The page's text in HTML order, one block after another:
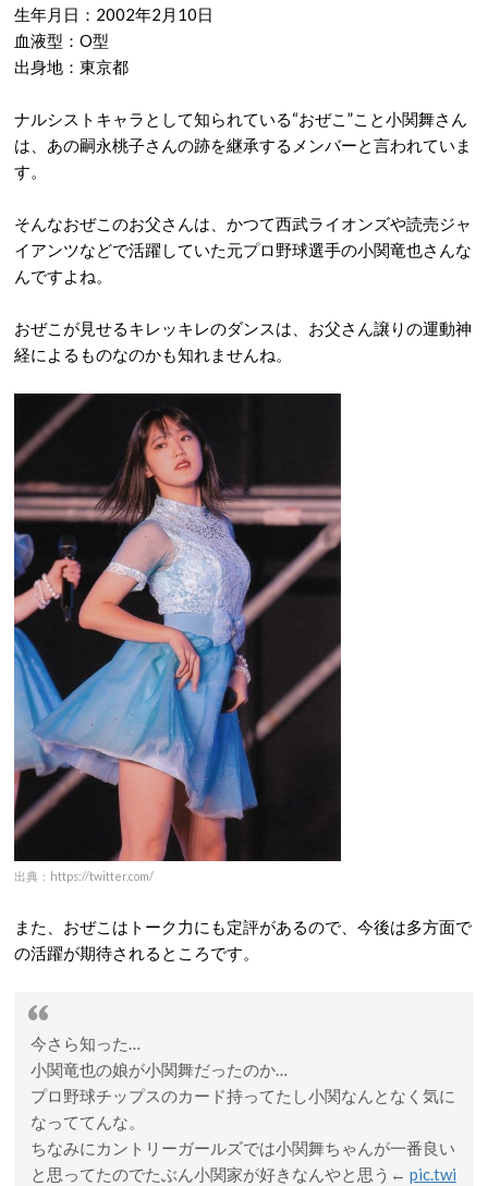
生年月日：2002年2月10日
血液型：O型
出身地：東京都
ナルシストキャラとして知られている“おぜこ”こと小関舞さん
は、あの嗣永桃子さんの跡を継承するメンバーと言われていま
す。
そんなおぜこのお父さんは、かつて西武ライオンズや読売ジャ
イアンツなどで活躍していた元プロ野球選手の小関竜也さんな
んですよね。
おぜこが見せるキレッキレのダンスは、お父さん譲りの運動神
経によるものなのかも知れませんね。
出典：https://twitter.com/
また、おぜこはトーク力にも定評があるので、今後は多方面で
の活躍が期待されるところです。
今さら知った…
小関竜也の娘が小関舞だったのか…
プロ野球チップスのカード持ってたし小関なんとなく気に
なっててんな。
ちなみにカントリーガールズでは小関舞ちゃんが一番良い
と思ってたのでたぶん小関家が好きなんやと思う← pic.twi